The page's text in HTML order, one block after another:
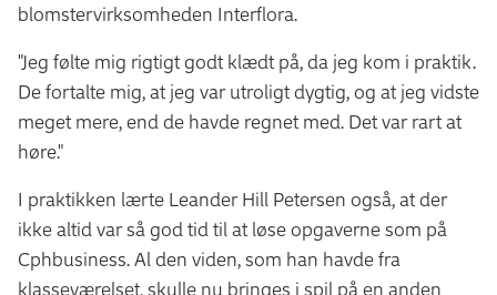
blomstervirksomheden Interflora.
"Jeg følte mig rigtigt godt klædt på, da jeg kom i praktik.
De fortalte mig, at jeg var utroligt dygtig, og at jeg vidste
meget mere, end de havde regnet med. Det var rart at
høre."
I praktikken lærte Leander Hill Petersen også, at der
ikke altid var så god tid til at løse opgaverne som på
Cphbusiness. Al den viden, som han havde fra
klasseværelset, skulle nu bringes i spil på en anden